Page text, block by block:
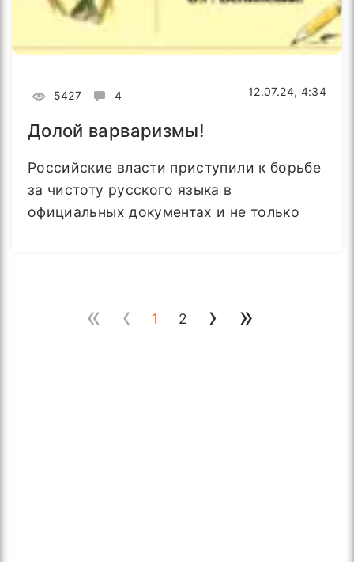
5427 4 12.07.24, 4:34
Долой варваризмы!
Российские власти приступили к борьбе
за чистоту русского языка в
официальных документах и не только
« ‹ 1 2 › »